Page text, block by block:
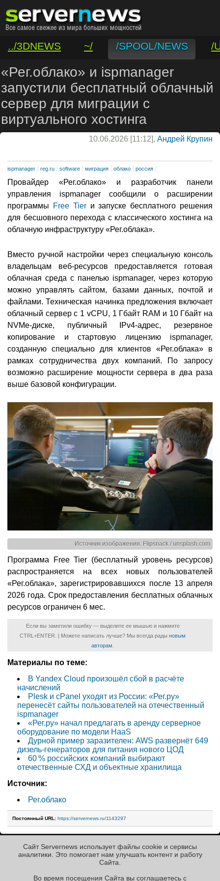
../3DNEWS ~/ /SPOOL/NEWS
/
/VAR/CONTACT
«Рег.облако» и ispmanager
запустили бесплатный облачный
сервер для миграции с
виртуального хостинга
10.06.2026 [11:12], Андрей Крупин
ispmanager reg.ru software миграция облако россия
Провайдер «Рег.облако» и разработчик панели
управления ispmanager сообщили о расширении
программы
Free Tierи запуске бесплатного решения
для бесшовного перехода с классического хостинга на
облачную инфраструктуру «Рег.облака».
Вместо ручной настройки через специальную консоль
владельцам веб-ресурсов предоставляется готовая
облачная среда с панелью ispmanager, через которую
можно управлять сайтом, базами данных, почтой и
файлами. Техническая начинка предложения включает
облачный сервер с 1 vCPU, 1 Гбайт RAM и 10 Гбайт на
NVMe-диске, публичный IPv4-адрес, резервное
копирование и стартовую лицензию ispmanager,
созданную специально для клиентов «Рег.облака» в
рамках сотрудничества двух компаний. По запросу
возможно расширение мощности сервера в два раза
выше базовой конфигурации.
Источник изображения: Flipsnack / unsplash.com
Программа Free Tier (бесплатный уровень ресурсов)
распространяется на всех новых пользователей
«Рег.облака», зарегистрировавшихся после 13 апреля
2026 года. Срок предоставления бесплатных облачных
ресурсов ограничен 6 мес.
Если вы заметили ошибку — выделите ее мышью и нажмите
CTRL+ENTER. | Можете написать лучше? Мы всегда рады новым
авторам
Материалы по теме:
В Yandex Cloud произошёл сбой в расчёте
начислений
Plesk и cPanel уходят из России: «Рег.ру»
перенесёт сайты пользователей на отечественный
ispmanager
«Рег.ру» начал предлагать в аренду серверное
оборудование по модели HaaS
Дурной пример заразителен: AWS развернёт 649
дизель-генераторов для питания нового ЦОД
60 % российских компаний выбирают
отечественные СХД и объектные хранилища
Источник:
Рег.облако
Постоянный URL: https://servernews.ru/1143297
« Назад к ленте
Сайт Servernews использует файлы cookie и сервисы
аналитики. Это помогает нам улучшать контент и работу
Cайта.
Во время посещения Cайта вы соглашаетесь с